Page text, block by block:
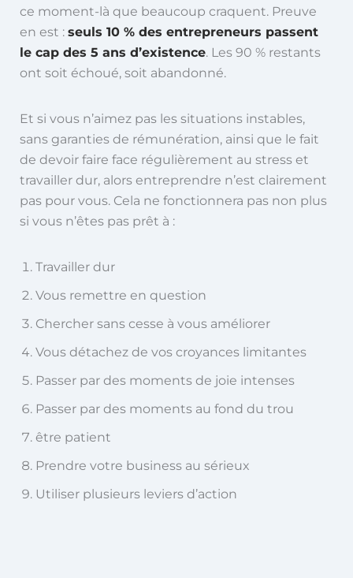
ce moment-là que beaucoup craquent. Preuve
en est : seuls 10 % des entrepreneurs passent
le cap des 5 ans d’existence. Les 90 % restants
ont soit échoué, soit abandonné.
Et si vous n’aimez pas les situations instables,
sans garanties de rémunération, ainsi que le fait
de devoir faire face régulièrement au stress et
travailler dur, alors entreprendre n’est clairement
pas pour vous. Cela ne fonctionnera pas non plus
si vous n’êtes pas prêt à :
Travailler dur
Vous remettre en question
Chercher sans cesse à vous améliorer
Vous détachez de vos croyances limitantes
Passer par des moments de joie intenses
Passer par des moments au fond du trou
être patient
Prendre votre business au sérieux
Utiliser plusieurs leviers d’action